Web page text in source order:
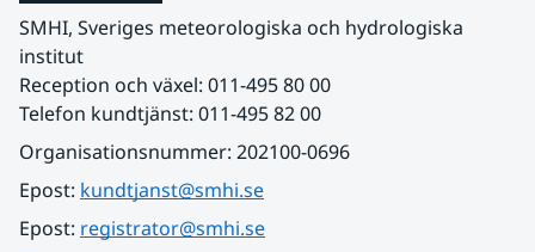
SMHI, Sveriges meteorologiska och hydrologiska
institut
Reception och växel: 011-495 80 00
Telefon kundtjänst: 011-495 82 00
Organisationsnummer: 202100-0696
Epost: kundtjanst@smhi.se
Epost: registrator@smhi.se